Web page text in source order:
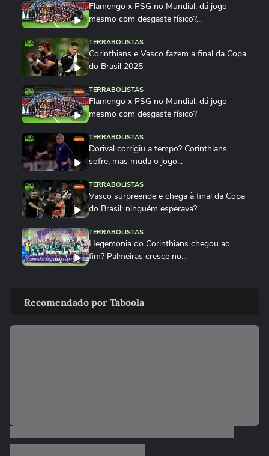
Flamengo x PSG no Mundial: dá jogo
mesmo com desgaste físico?...
TERRABOLISTAS
Corinthians e Vasco fazem a final da Copa
do Brasil 2025
TERRABOLISTAS
Flamengo x PSG no Mundial: dá jogo
mesmo com desgaste físico?
TERRABOLISTAS
Dorival corrigiu a tempo? Corinthians
sofre, mas muda o jogo...
TERRABOLISTAS
Vasco surpreende e chega à final da Copa
do Brasil: ninguém esperava?
TERRABOLISTAS
Hegemonia do Corinthians chegou ao
fim? Palmeiras cresce no...
TERRABOLISTAS
Brasileiro
Recomendado por Taboola